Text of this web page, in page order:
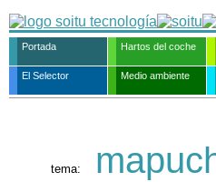
Portada Hartos del coche
El Selector Medio ambiente
tema: